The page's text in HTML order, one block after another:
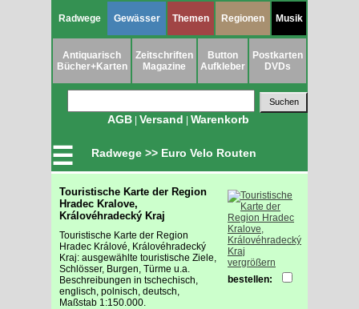
Radwege Gewässer Themen Regionen Musik
Antiquarisch
Bücher+Karten
Zeitschriften
Magazine
Button
Aufkleber
Postkarten
DVDs
AGB | Versand | Warenkorb
☰ Radwege >> Euro Velo Routen
Touristische Karte der Region
Hradec Kralove,
Královéhradecký Kraj
Touristische Karte der Region
Hradec Králové, Královéhradecký
Kraj: ausgewählte touristische Ziele,
Schlösser, Burgen, Türme u.a.
Beschreibungen in tschechisch,
englisch, polnisch, deutsch,
Maßstab 1:150.000.
vergrößern
bestellen: